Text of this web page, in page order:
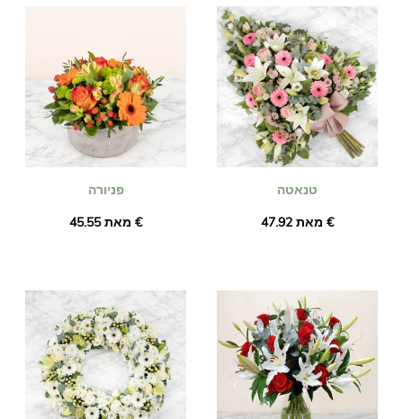
פניורה
מאת ‏45.55 €
טנאטה
מאת ‏47.92 €